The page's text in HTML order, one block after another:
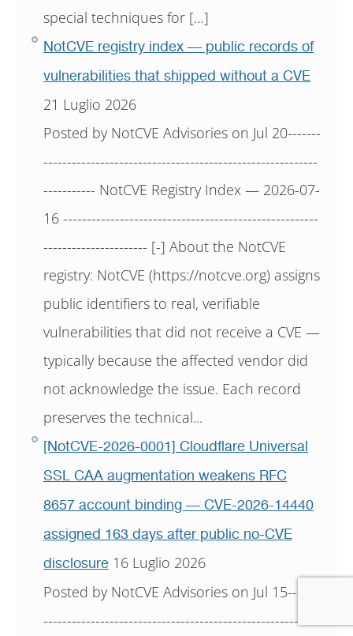
special techniques for […]
NotCVE registry index — public records of
vulnerabilities that shipped without a CVE
21 Luglio 2026
Posted by NotCVE Advisories on Jul 20-------
----------------------------------------------------------
----------- NotCVE Registry Index — 2026-07-
16 ------------------------------------------------------
---------------------- [-] About the NotCVE
registry: NotCVE (https://notcve.org) assigns
public identifiers to real, verifiable
vulnerabilities that did not receive a CVE —
typically because the affected vendor did
not acknowledge the issue. Each record
preserves the technical...
[NotCVE-2026-0001] Cloudflare Universal
SSL CAA augmentation weakens RFC
8657 account binding — CVE-2026-14440
assigned 163 days after public no-CVE
disclosure 16 Luglio 2026
Posted by NotCVE Advisories on Jul 15-------
----------------------------------------------------------